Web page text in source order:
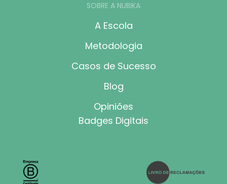
SOBRE A NUBIKA
A Escola
Metodologia
Casos de Sucesso
Blog
Opiniões
Badges Digitais